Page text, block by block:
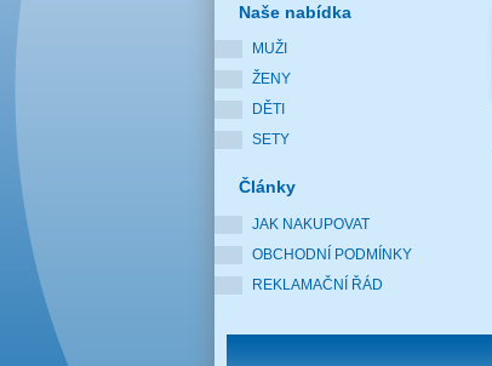
Naše nabídka
MUŽI
ŽENY
DĚTI
SETY
Články
JAK NAKUPOVAT
OBCHODNÍ PODMÍNKY
REKLAMAČNÍ ŘÁD